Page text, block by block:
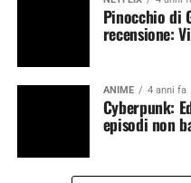
Pinocchio di
recensione:
ANIME 4 anni fa
Cyberpunk:
episodi non